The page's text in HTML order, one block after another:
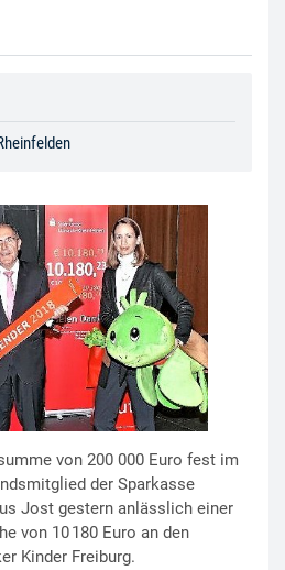
von 200 000 Euro fest im
der Sparkasse
Jost gestern anlässlich einer
von 10 180 Euro an den
Kinder Freiburg.